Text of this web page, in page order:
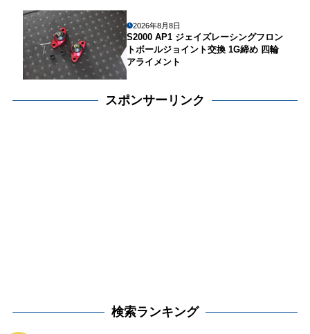
2026年8月8日
S2000 AP1 ジェイズレーシングフロン
トボールジョイント交換 1G締め 四輪
アライメント
スポンサーリンク
検索ランキング